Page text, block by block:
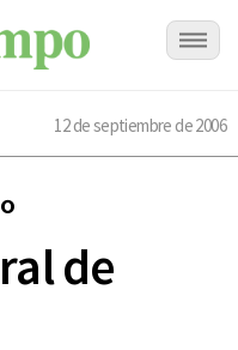
12 de septiembre de 2006
de